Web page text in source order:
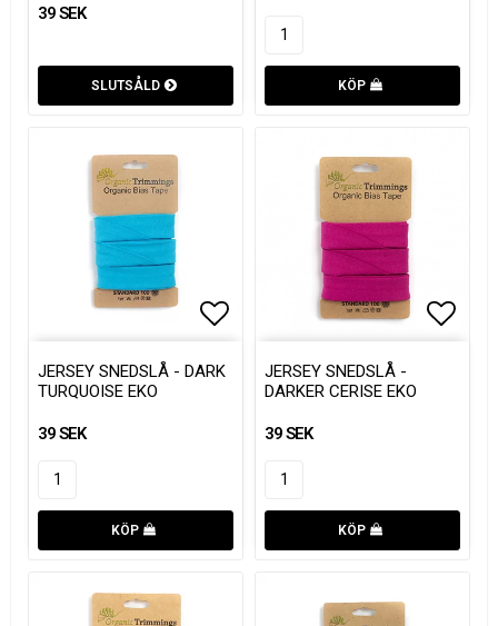
39 SEK
SLUTSÅLD KÖP
Lägg till i favoritlistan
Lägg till i favoritlistan
JERSEY SNEDSLÅ - DARK
TURQUOISE EKO
39 SEK
KÖP
JERSEY SNEDSLÅ -
DARKER CERISE EKO
39 SEK
KÖP